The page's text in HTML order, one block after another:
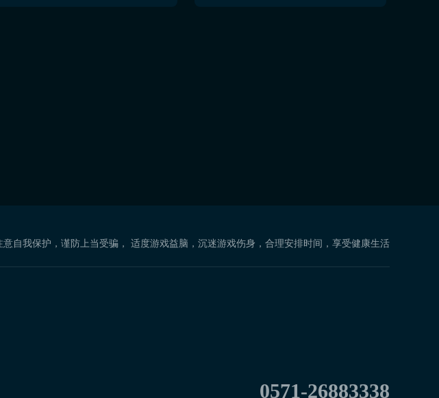
自我保护，谨防上当受骗， 适度游戏益脑，沉迷游戏伤身，合理安排时间，享受健康生活
0571-26883338